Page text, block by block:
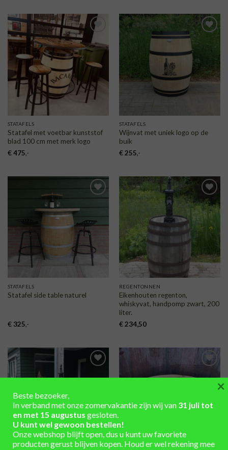
TOEVOEGEN
AAN
VERLANGLIJST
STATAFELS
Statafel met voetbar kunststof
blad 100 cm met merk logo
€475,-
TOEVOEGEN
AAN
VERLANGLIJST
STATAFELS
Wijnvat met uniek logo op de
buik
€255,-
TOEVOEGEN
AAN
VERLANGLIJST
STATAFELS
Statafel side table naturel
€325,-
TOEVOEGEN
VERLANGLIJST
REGENTONNEN
Eikenhouten regenton,
whiskyvat, handpomp zwart, 200
liter.
€234,50
TOEVOEGEN
VERLANGLIJST
TOEVOEGEN
Beste bezoeker,
In verband met onze zomervakantie zijn wij van 31 juli tot
en met 15 augustus gesloten.
U kunt wel gewoon bestellen!
Onze webshop blijft open, dus u kunt uw favoriete
producten gerust blijven kopen. Houd er wel rekening mee
×